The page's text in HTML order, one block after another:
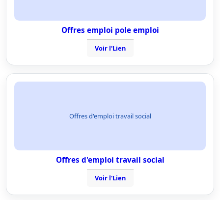
Offres emploi pole emploi
Voir l'Lien
Offres d'emploi travail social
Offres d'emploi travail social
Voir l'Lien